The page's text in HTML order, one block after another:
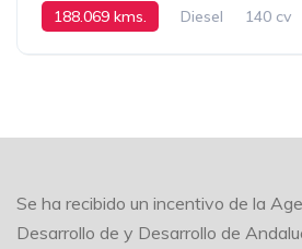
188.069 kms. Diesel 140 cv
Se ha recibido un incentivo de la
Desarrollo de y Desarrollo de